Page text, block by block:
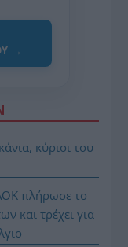
→
κύριοι του
πλήρωσε το
και τρέχει για